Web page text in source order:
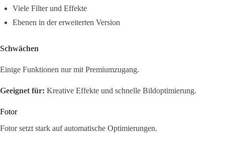
Viele Filter und Effekte
Ebenen in der erweiterten Version
Schwächen
Einige Funktionen nur mit Premiumzugang.
Geeignet für: Kreative Effekte und schnelle Bildoptimierung.
Fotor
Fotor setzt stark auf automatische Optimierungen.